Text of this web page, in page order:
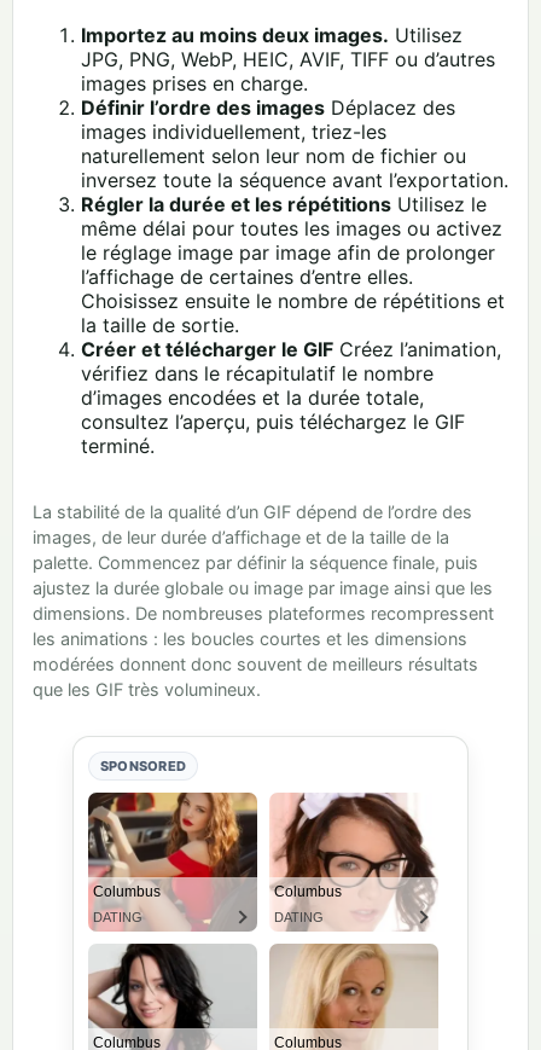
Importez au moins deux images. Utilisez
JPG, PNG, WebP, HEIC, AVIF, TIFF ou d’autres
images prises en charge.
Définir l’ordre des images Déplacez des
images individuellement, triez-les
naturellement selon leur nom de fichier ou
inversez toute la séquence avant l’exportation.
Régler la durée et les répétitions Utilisez le
même délai pour toutes les images ou activez
le réglage image par image afin de prolonger
l’affichage de certaines d’entre elles.
Choisissez ensuite le nombre de répétitions et
la taille de sortie.
Créer et télécharger le GIF Créez l’animation,
vérifiez dans le récapitulatif le nombre
d’images encodées et la durée totale,
consultez l’aperçu, puis téléchargez le GIF
terminé.
La stabilité de la qualité d’un GIF dépend de l’ordre des
images, de leur durée d’affichage et de la taille de la
palette. Commencez par définir la séquence finale, puis
ajustez la durée globale ou image par image ainsi que les
dimensions. De nombreuses plateformes recompressent
les animations : les boucles courtes et les dimensions
modérées donnent donc souvent de meilleurs résultats
que les GIF très volumineux.
SPONSORED